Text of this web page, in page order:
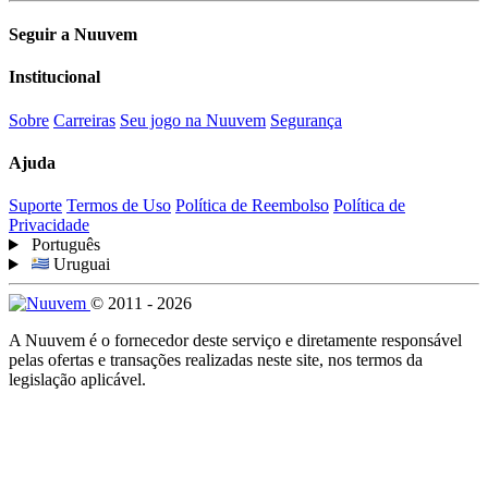
Seguir a Nuuvem
Institucional
Sobre Carreiras Seu jogo na Nuuvem Segurança
Ajuda
Suporte Termos de Uso Política de Reembolso Política de
Privacidade
Português
Uruguai
© 2011 - 2026
A Nuuvem é o fornecedor deste serviço e diretamente responsável
pelas ofertas e transações realizadas neste site, nos termos da
legislação aplicável.